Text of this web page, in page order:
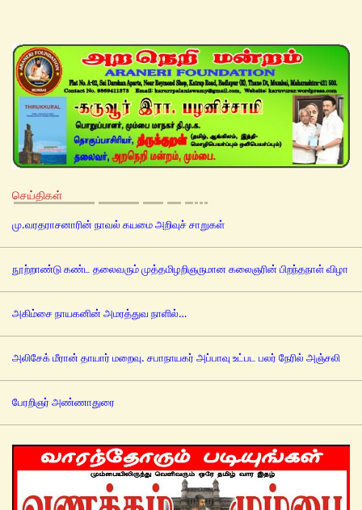
செய்திகள்
மு.வரதராசனாரின் நாவல் கயமை அறிவுச் சாறுகள்
நூற்றாண்டு கண்ட தலைவரும் முத்தமிழறிஞருமான கலைஞரின் பிறந்தநாள் விழா
அகிம்சை நாயகனின் அமரத்துவ நாளில்…
அலிசேக் மீரான் தாயார் மறைவு. சபாநாயகர் அப்பாவு உட்பட பலர் நேரில் அஞ்சலி
பேரறிஞர் அண்ணாதுரை